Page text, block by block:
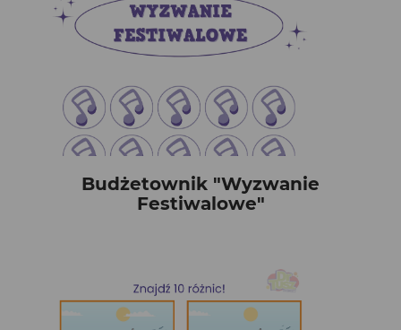
Budżetownik "Wyzwanie
Festiwalowe"